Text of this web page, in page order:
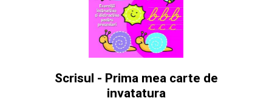
Scrisul - Prima mea carte de
invatatura